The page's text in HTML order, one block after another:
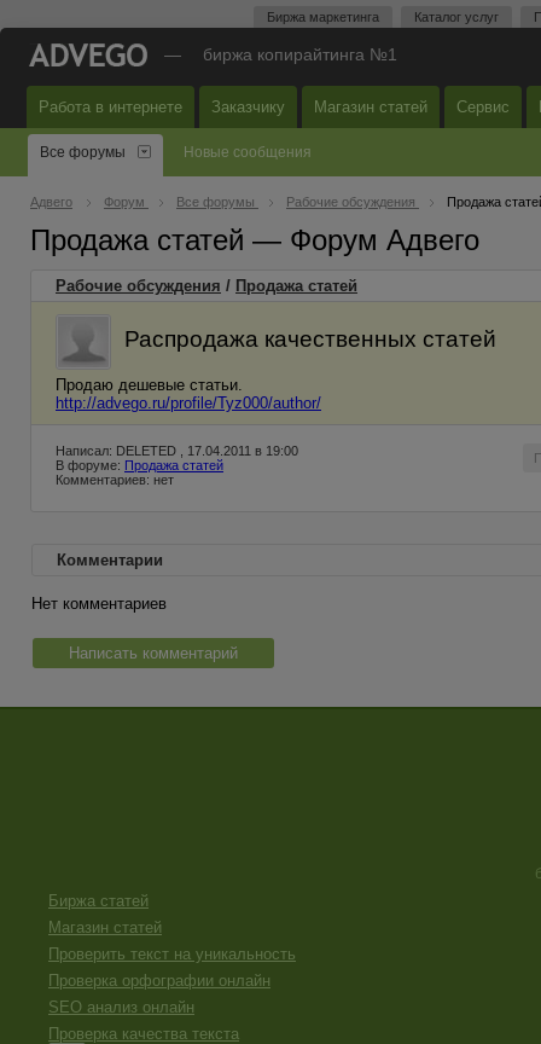
Биржа маркетинга Каталог услуг
— биржа копирайтинга №1
Работа в интернете Заказчику Магазин статей Сервис
Все форумы Новые сообщения
Адвего Форум Все форумы Рабочие обсуждения Продажа
Продажа статей — Форум Адвего
Рабочие обсуждения / Продажа статей
Распродажа качественных статей
Продаю дешевые статьи.
http://advego.ru/profile/Tyz000/author/
Написал: DELETED , 17.04.2011 в 19:00
В форуме: Продажа статей
Комментариев: нет
Комментарии
Нет комментариев
Написать комментарий
Биржа статей
Магазин статей
Проверить текст на уникальность
Проверка орфографии онлайн
SEO анализ онлайн
Проверка качества текста